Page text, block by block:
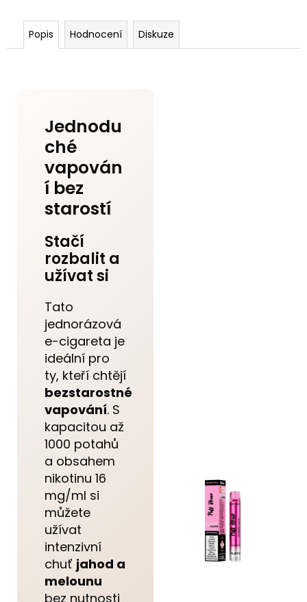
Popis Hodnocení Diskuze
Jednodu
ché
vapován
í bez
starostí
Stačí
rozbalit a
užívat si
Tato
jednorázová
e-cigareta je
ideální pro
ty, kteří chtějí
bezstarostné
vapování. S
kapacitou až
1000 potahů
a obsahem
nikotinu 16
mg/ml si
můžete
užívat
intenzivní
chuť jahod a
melounu
bez nutnosti